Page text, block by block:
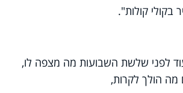
בקולי קולות".
לפני שלשת השבועות מה מצפה לו,
מה הולך לקרות,